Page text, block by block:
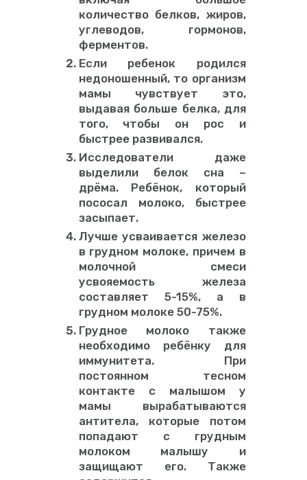
количество белков, жиров,
углеводов, гормонов,
ферментов.
Если ребенок родился
недоношенный, то организм
мамы чувствует это,
выдавая больше белка, для
того, чтобы он рос и
быстрее развивался.
Исследователи даже
выделили белок сна –
дрёма. Ребёнок, который
пососал молоко, быстрее
засыпает.
Лучше усваивается железо
в грудном молоке, причем в
молочной смеси
усвояемость железа
составляет 5-15%, а в
грудном молоке 50-75%.
Грудное молоко также
необходимо ребёнку для
иммунитета. При
постоянном тесном
контакте с малышом у
мамы вырабатываются
антитела, которые потом
попадают с грудным
молоком малышу и
защищают его. Также